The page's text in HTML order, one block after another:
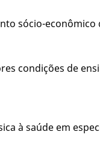
sócio-
condições de
à saúde em